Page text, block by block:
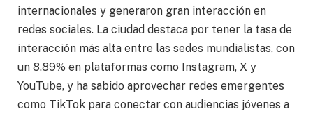
internacionales y generaron gran interacción en
redes sociales. La ciudad destaca por tener la tasa de
interacción más alta entre las sedes mundialistas, con
un 8.89% en plataformas como Instagram, X y
YouTube, y ha sabido aprovechar redes emergentes
como TikTok para conectar con audiencias jóvenes a